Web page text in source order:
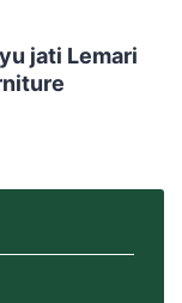
jati Lemari